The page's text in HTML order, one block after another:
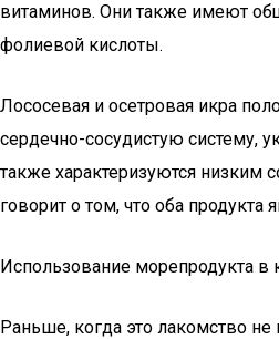
витаминов. Они также имеют
фолиевой кислоты.
Лососевая и осетровая икра
сердечно-сосудистую систему,
также характеризуются низким
говорит о том, что оба продукта
Использование морепродукта в
Раньше, когда это лакомство